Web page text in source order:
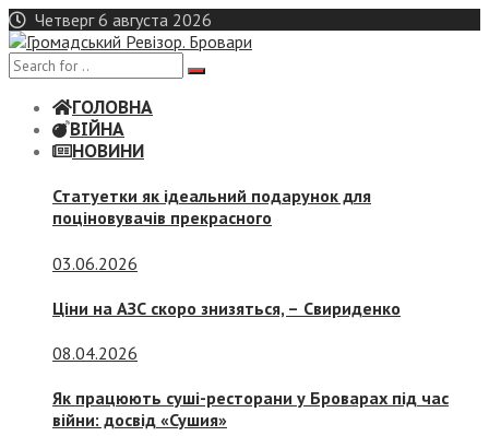
Skip
to
content
Четверг 6 августа 2026
ГОЛОВНА
ВІЙНА
НОВИНИ
Статуетки як ідеальний подарунок для
поціновувачів прекрасного
03.06.2026
Ціни на АЗС скоро знизяться, – Свириденко
08.04.2026
Як працюють суші-ресторани у Броварах під час
війни: досвід «Сушия»